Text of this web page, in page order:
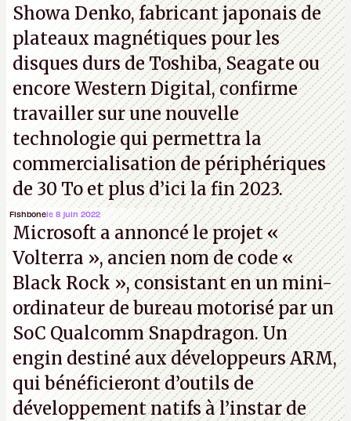
Showa Denko, fabricant japonais de
plateaux magnétiques pour les
disques durs de Toshiba, Seagate ou
encore Western Digital, confirme
travailler sur une nouvelle
technologie qui permettra la
commercialisation de périphériques
de 30 To et plus d’ici la fin 2023.
Fishbonele 8 juin 2022
Microsoft a annoncé le projet «
Volterra », ancien nom de code «
Black Rock », consistant en un mini-
ordinateur de bureau motorisé par un
SoC Qualcomm Snapdragon. Un
engin destiné aux développeurs ARM,
qui bénéficieront d’outils de
développement natifs à l’instar de